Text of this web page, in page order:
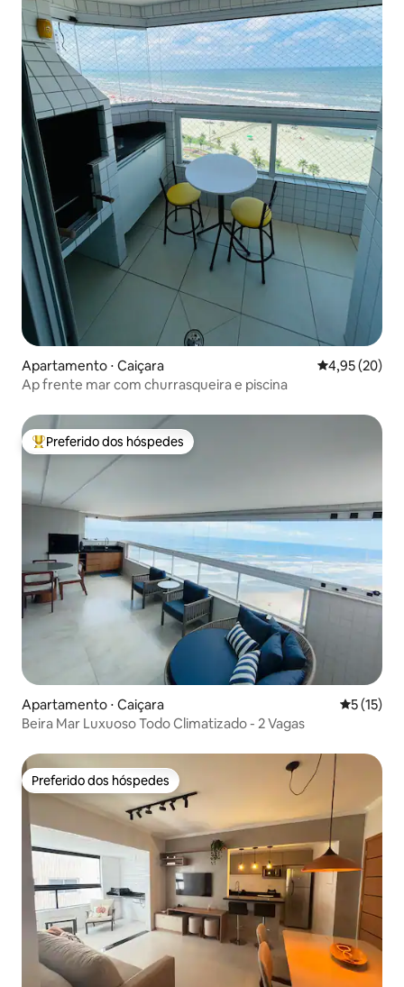
Apartamento ⋅ Caiçara 4,95 de uma
4,95 (20)
Ap frente mar com churrasqueira e piscina
Entre os melhores preferidos dos hóspedes
Preferido dos hóspedes
Apartamento ⋅ Caiçara 5 de uma
5 (15)
Beira Mar Luxuoso Todo Climatizado - 2 Vagas
Preferido dos hóspedes
Preferido dos hóspedes